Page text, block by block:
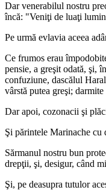
Dar venerabilul nostru
încă: "Veniţi de luaţi
Pe urmă evlavia aceea
Ce frumos erau
pensie, a greşit odată, şi,
confuziune, dascălul
vârstă putea greşi;
Dar apoi, cozonacii şi
Şi părintele Marinache cu
Sărmanul nostru bun
drepţii, şi, desigur, când
Şi, pe deasupra tutulor